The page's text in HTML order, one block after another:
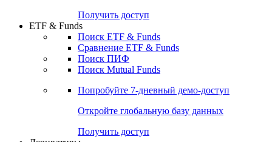
Получить доступ
ETF & Funds
Поиск ETF & Funds
Сравнение ETF & Funds
Поиск ПИФ
Поиск Mutual Funds
Попробуйте 7-дневный демо-доступ
Откройте глобальную базу данных
Получить доступ